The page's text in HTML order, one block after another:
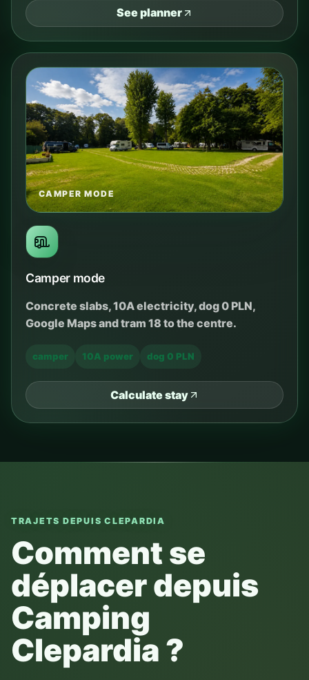
See planner
CAMPER MODE
Camper mode
Concrete slabs, 10A electricity, dog 0 PLN,
Google Maps and tram 18 to the centre.
camper 10A power dog 0 PLN
Calculate stay
TRAJETS DEPUIS CLEPARDIA
Comment se
déplacer depuis
Camping
Clepardia ?